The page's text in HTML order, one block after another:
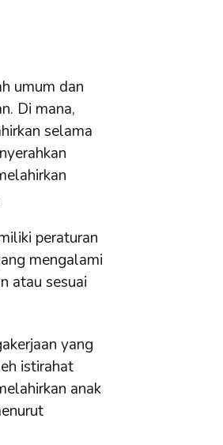
umum dan
Di mana,
selama
peraturan
mengalami
atau sesuai
yang
istirahat
anak